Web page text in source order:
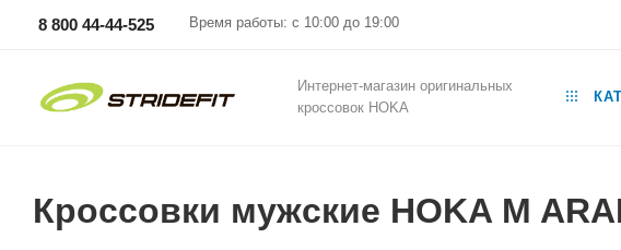
8 800 44-44-525 Время работы: с 10:00 до 19:00
Интернет-магазин оригинальных
кроссовок HOKA
Кроссовки мужские HOKA M